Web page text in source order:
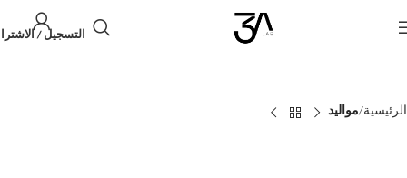
التسجيل /
الرئيسية مواليد